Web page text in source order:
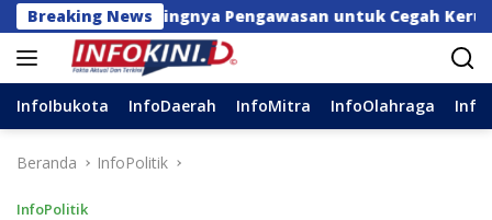
Langsung
ke
konten
Breaking News
Pentingnya Pengawasan untuk Cegah Kerugian Daerah
InfoIbukota InfoDaerah InfoMitra InfoOlahraga
Beranda InfoPolitik
InfoPolitik